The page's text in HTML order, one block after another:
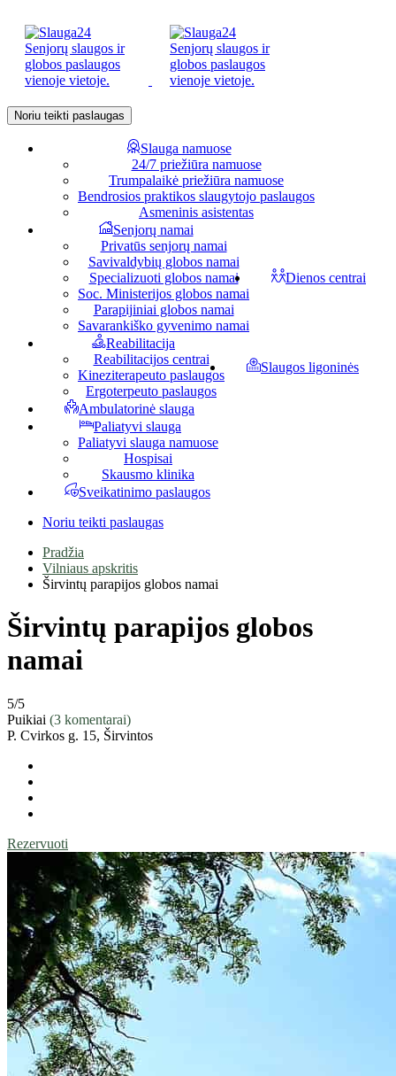
Noriu teikti paslaugas
Slauga namuose
24/7 priežiūra namuose
Trumpalaikė priežiūra namuose
Bendrosios praktikos slaugytojo paslaugos
Asmeninis asistentas
Senjorų namai
Privatūs senjorų namai
Savivaldybių globos namai
Specializuoti globos namai
Soc. Ministerijos globos namai
Parapijiniai globos namai
Savarankiško gyvenimo namai
Dienos centrai
Reabilitacija
Reabilitacijos centrai
Kineziterapeuto paslaugos
Ergoterpeuto paslaugos
Slaugos ligoninės
Ambulatorinė slauga
Paliatyvi slauga
Paliatyvi slauga namuose
Hospisai
Skausmo klinika
Sveikatinimo paslaugos
Noriu teikti paslaugas
Pradžia
Vilniaus apskritis
Širvintų parapijos globos namai
Širvintų parapijos globos
namai
5/5
Puikiai (3 komentarai)
P. Cvirkos g. 15, Širvintos
Rezervuoti